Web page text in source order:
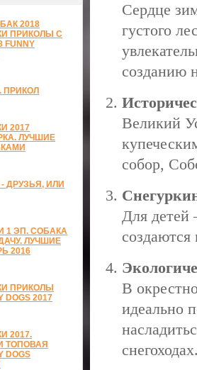
2018
ПРИКОЛЫ С
ПРИКОЛ
2017
ЛУЧШИЕ
ДРУЗЬЯ, ИЛИ
1 ЭП. СОБАКА
ЛУЧШИЕ
2016
ПРИКОЛЫ
2017
2017.
ТОПОВАЯ
DOGS
Сердце
густого
созданию
Великий
собор,
Для детей
В
идеально